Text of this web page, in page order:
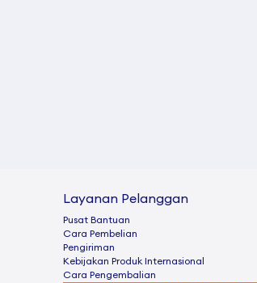
Layanan Pelanggan
Pusat Bantuan
Cara Pembelian
Pengiriman
Kebijakan Produk Internasional
Cara Pengembalian